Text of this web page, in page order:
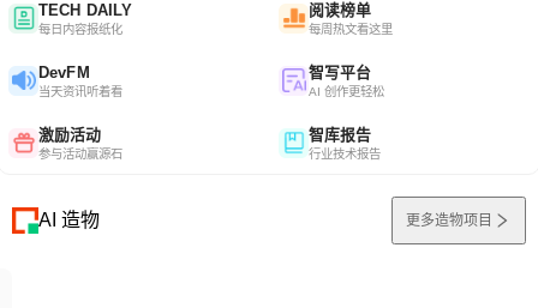
TECH DAILY
每日内容报纸化
阅读榜单
每周热文看这里
DevFM
当天资讯听着看
智写平台
AI 创作更轻松
激励活动
参与活动赢源石
智库报告
行业技术报告
AI 造物 更多造物项目